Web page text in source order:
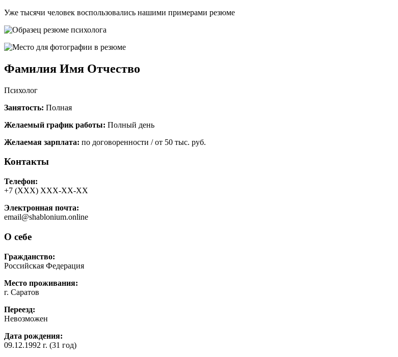
Уже тысячи человек воспользовались нашими примерами резюме
Фамилия Имя Отчество
Психолог
Занятость: Полная
Желаемый график работы: Полный день
Желаемая зарплата: по договоренности / от 50 тыс. руб.
Контакты
Телефон:
+7 (ХХХ) ХХХ-ХХ-ХХ
Электронная почта:
email@shablonium.online
О себе
Гражданство:
Российская Федерация
Место проживания:
г. Саратов
Переезд:
Невозможен
Дата рождения:
09.12.1992 г. (31 год)